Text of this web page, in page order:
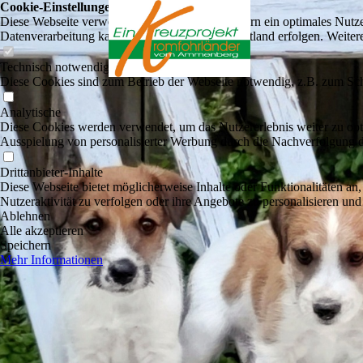
Cookie-Einstellungen
Diese Webseite verwendet Cookies, um Besuchern ein optimales
Datenverarbeitung kann dann auch in einem Drittland erfolgen.
Technisch notwendige
Diese Cookies sind zum Betrieb der Webseite notwendig, z.B. zum
Analytische
Diese Cookies werden verwendet, um das Nutzererlebnis weiter zu
Ausspielung von personalisierter Werbung durch die Nachverfolgung
Drittanbieter-Inhalte
Diese Webseite bietet möglicherweise Inhalte oder Funktionalitäten
Nutzeraktivität zu verfolgen oder ihre Angebote zu personalisieren
Ablehnen
Alle akzeptieren
Speichern
Mehr Informationen